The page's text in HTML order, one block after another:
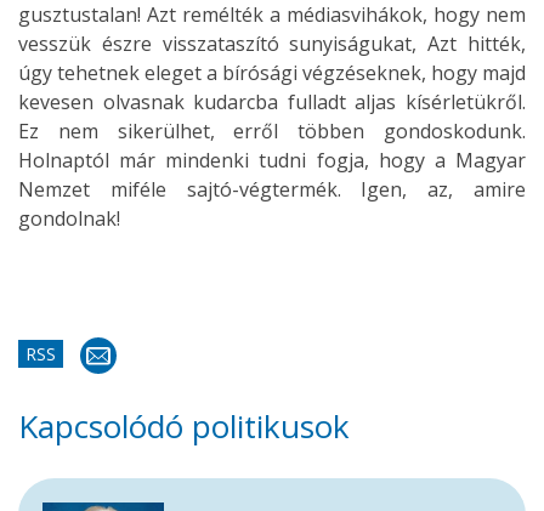
gusztustalan! Azt remélték a médiasvihákok, hogy nem
vesszük észre visszataszító sunyiságukat, Azt hitték,
úgy tehetnek eleget a bírósági végzéseknek, hogy majd
kevesen olvasnak kudarcba fulladt aljas kísérletükről.
Ez nem sikerülhet, erről többen gondoskodunk.
Holnaptól már mindenki tudni fogja, hogy a Magyar
Nemzet miféle sajtó-végtermék. Igen, az, amire
gondolnak!
RSS
Kapcsolódó politikusok